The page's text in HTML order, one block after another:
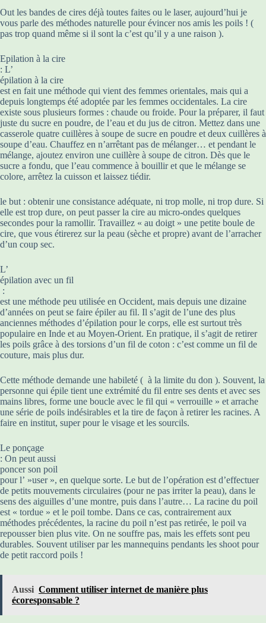
Out les bandes de cires déjà toutes faites ou le laser, aujourd’hui je
vous parle des méthodes naturelle pour évincer nos amis les poils ! (
pas trop quand même si il sont la c’est qu’il y a une raison ).
Epilation à la cire
: L’
épilation à la cire
est en fait une méthode qui vient des femmes orientales, mais qui a
depuis longtemps été adoptée par les femmes occidentales. La cire
existe sous plusieurs formes : chaude ou froide. Pour la préparer, il faut
juste du sucre en poudre, de l’eau et du jus de citron. Mettez dans une
casserole quatre cuillères à soupe de sucre en poudre et deux cuillères à
soupe d’eau. Chauffez en n’arrêtant pas de mélanger… et pendant le
mélange, ajoutez environ une cuillère à soupe de citron. Dès que le
sucre a fondu, que l’eau commence à bouillir et que le mélange se
colore, arrêtez la cuisson et laissez tiédir.
le but : obtenir une consistance adéquate, ni trop molle, ni trop dure. Si
elle est trop dure, on peut passer la cire au micro-ondes quelques
secondes pour la ramollir. Travaillez « au doigt » une petite boule de
cire, que vous étirerez sur la peau (sèche et propre) avant de l’arracher
d’un coup sec.
L’
épilation avec un fil
:
est une méthode peu utilisée en Occident, mais depuis une dizaine
d’années on peut se faire épiler au fil. Il s’agit de l’une des plus
anciennes méthodes d’épilation pour le corps, elle est surtout très
populaire en Inde et au Moyen-Orient. En pratique, il s’agit de retirer
les poils grâce à des torsions d’un fil de coton : c’est comme un fil de
couture, mais plus dur.
Cette méthode demande une habileté ( à la limite du don ). Souvent, la
personne qui épile tient une extrémité du fil entre ses dents et avec ses
mains libres, forme une boucle avec le fil qui « verrouille » et arrache
une série de poils indésirables et la tire de façon à retirer les racines. A
faire en institut, super pour le visage et les sourcils.
Le ponçage
: On peut aussi
poncer son poil
pour l’ »user », en quelque sorte. Le but de l’opération est d’effectuer
de petits mouvements circulaires (pour ne pas irriter la peau), dans le
sens des aiguilles d’une montre, puis dans l’autre… La racine du poil
est « tordue » et le poil tombe. Dans ce cas, contrairement aux
méthodes précédentes, la racine du poil n’est pas retirée, le poil va
repousser bien plus vite. On ne souffre pas, mais les effets sont peu
durables. Souvent utiliser par les mannequins pendants les shoot pour
de petit raccord poils !
Aussi Comment utiliser internet de manière plus
écoresponsable ?